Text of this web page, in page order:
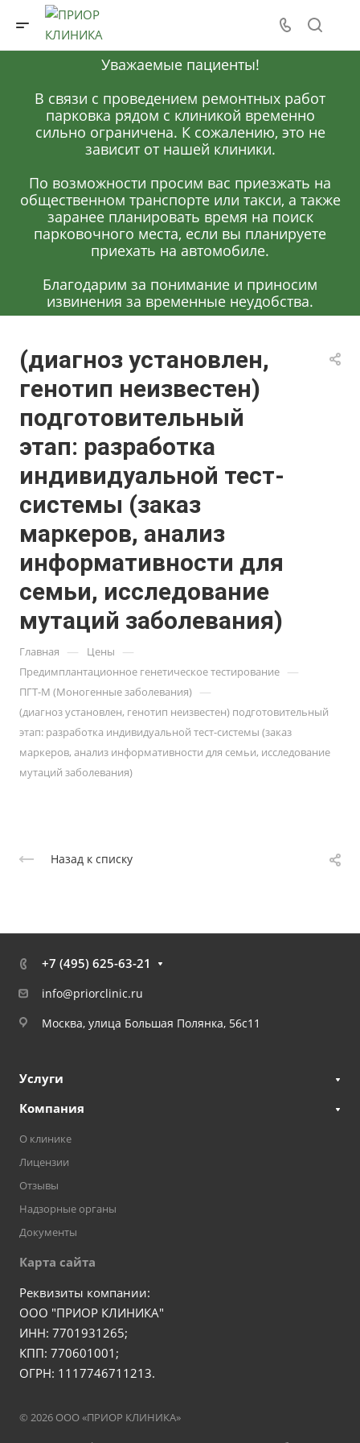
Уважаемые пациенты!
В связи с проведением ремонтных работ
парковка рядом с клиникой временно
сильно ограничена. К сожалению, это не
зависит от нашей клиники.
По возможности просим вас приезжать на
общественном транспорте или такси, а также
заранее планировать время на поиск
парковочного места, если вы планируете
приехать на автомобиле.
Благодарим за понимание и приносим
извинения за временные неудобства.
(диагноз установлен,
генотип неизвестен)
подготовительный
этап: разработка
индивидуальной тест-
системы (заказ
маркеров, анализ
информативности для
семьи, исследование
мутаций заболевания)
Главная — Цены —
Предимплантационное генетическое тестирование —
ПГТ-М (Моногенные заболевания) —
(диагноз установлен, генотип неизвестен) подготовительный
этап: разработка индивидуальной тест-системы (заказ
маркеров, анализ информативности для семьи, исследование
мутаций заболевания)
Назад к списку
+7 (495) 625-63-21
info@priorclinic.ru
Москва, улица Большая Полянка, 56с11
Услуги
Компания
О клинике
Лицензии
Отзывы
Надзорные органы
Документы
Карта сайта
Реквизиты компании:
ООО "ПРИОР КЛИНИКА"
ИНН: 7701931265;
КПП: 770601001;
ОГРН: 1117746711213.
© 2026 ООО «ПРИОР КЛИНИКА»